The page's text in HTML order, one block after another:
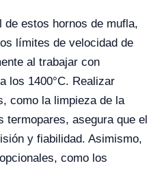
de estos hornos de mufla,
límites de velocidad de
al trabajar con
los 1400°C. Realizar
como la limpieza de la
termopares, asegura que el
y fiabilidad. Asimismo,
como los